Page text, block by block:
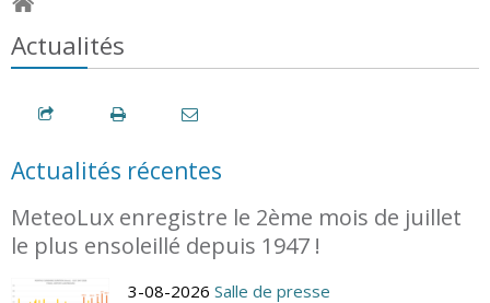
Actualités
Actualités récentes
MeteoLux enregistre le 2ème mois de juillet
le plus ensoleillé depuis 1947 !
3-08-2026 Salle de presse